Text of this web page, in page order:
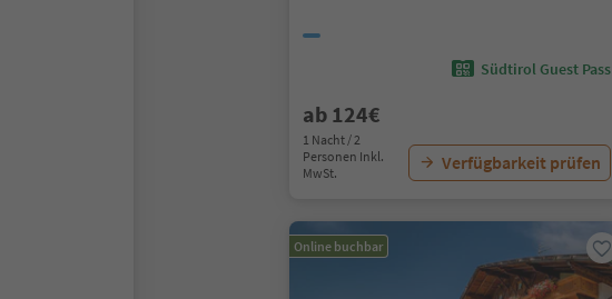
Südtirol Guest Pass
ab 124€
1 Nacht / 2
Personen Inkl.
MwSt.
Verfügbarkeit prüfen
Online buchbar